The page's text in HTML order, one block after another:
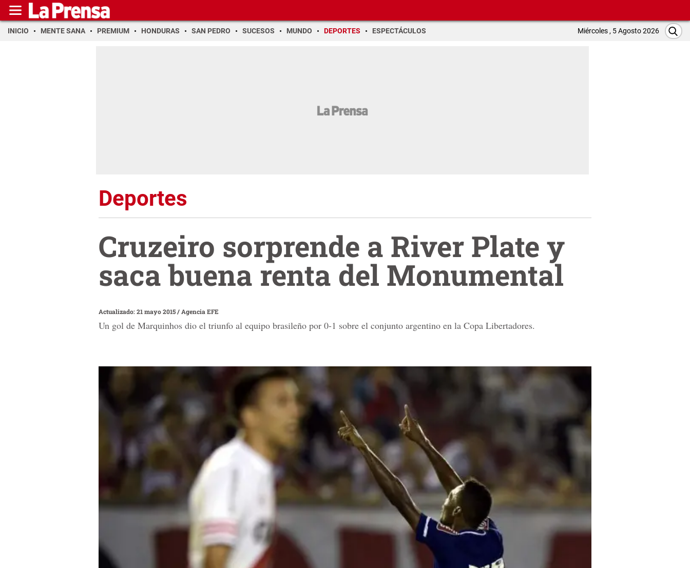
INICIO MENTE SANA PREMIUM HONDURAS SAN PEDRO SUCESOS MUNDO DEPORTES ESPECTÁCULOS Miércoles , 5 Agosto 2026
Deportes
Cruzeiro sorprende a River Plate y
saca buena renta del Monumental
Actualizado: 21 mayo 2015/ Agencia EFE
Un gol de Marquinhos dio el triunfo al equipo brasileño por 0-1 sobre el conjunto argentino en la Copa Libertadores.